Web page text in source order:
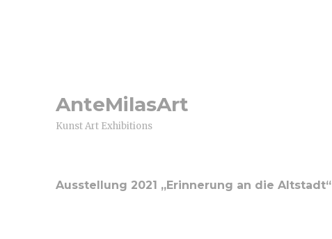
AnteMilasArt
Kunst Art Exhibitions
Ausstellung 2021 „Erinnerung an die Altstadt“